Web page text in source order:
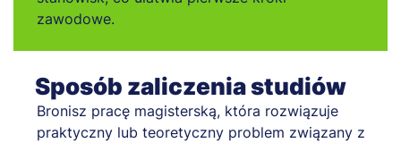
zawodowe.
Sposób zaliczenia studiów
Bronisz pracę magisterską, która rozwiązuje
praktyczny lub teoretyczny problem związany z